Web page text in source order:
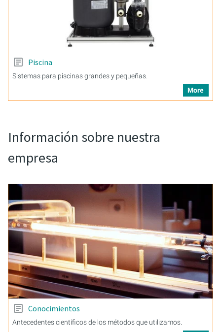
Piscina
Sistemas para piscinas grandes y pequeñas.
More
Información sobre nuestra
empresa
Conocimientos
Antecedentes científicos de los métodos que utilizamos.